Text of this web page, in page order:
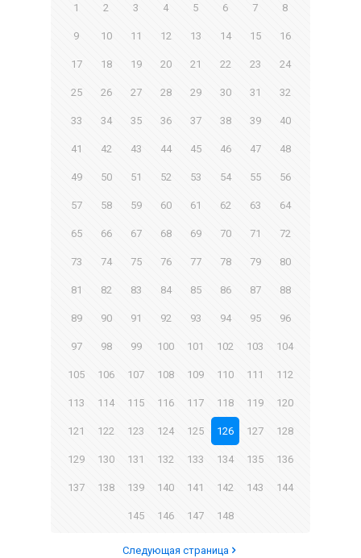
1 2 3 4 5 6 7 8
9 10 11 12 13 14 15 16
17 18 19 20 21 22 23 24
25 26 27 28 29 30 31 32
33 34 35 36 37 38 39 40
41 42 43 44 45 46 47 48
49 50 51 52 53 54 55 56
57 58 59 60 61 62 63 64
65 66 67 68 69 70 71 72
73 74 75 76 77 78 79 80
81 82 83 84 85 86 87 88
89 90 91 92 93 94 95 96
97 98 99 100 101 102 103 104
105 106 107 108 109 110 111 112
113 114 115 116 117 118 119 120
121 122 123 124 125 126 127 128
129 130 131 132 133 134 135 136
137 138 139 140 141 142 143 144
145 146 147 148
Следующая страница